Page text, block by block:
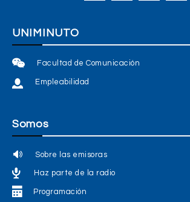
UNIMINUTO
Facultad de Comunicación
Empleabilidad
Somos
Sobre las emisoras
Haz parte de la radio
Programación